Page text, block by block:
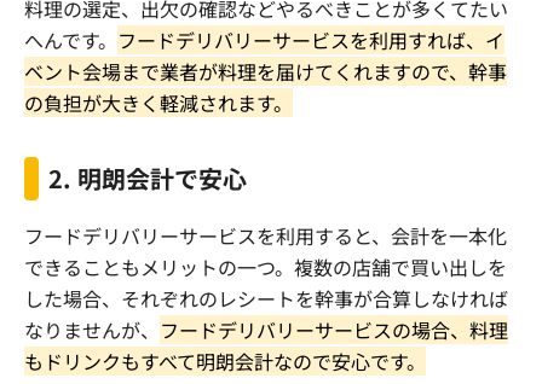
料理の選定、出欠の確認などやるべきことが多くてたい
へんです。 フードデリバリーサービスを利用すれば、イ
ベント会場まで業者が料理を届けてくれますので、幹事
の負担が大きく軽減されます。
2. 明朗会計で安心
フードデリバリーサービスを利用すると、会計を一本化
できることもメリットの一つ。複数の店舗で買い出しを
した場合、それぞれのレシートを幹事が合算しなければ
なりませんが、 フードデリバリーサービスの場合、料理
もドリンクもすべて明朗会計なので安心です。